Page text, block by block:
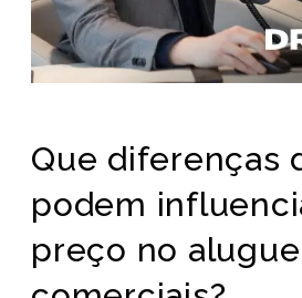
Que diferenças
podem
preço no